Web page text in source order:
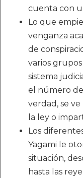
cuenta con
Lo que
venganza
de
varios
sistema
el número
verdad, se
la ley o
Los
Yagami le
situación,
hasta las